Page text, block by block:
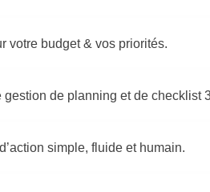
votre budget & vos priorités.
gestion de planning et de checklist
simple, fluide et humain.